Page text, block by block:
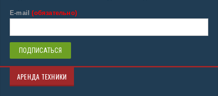
E-mail(обязательно)
АРЕНДА ТЕХНИКИ